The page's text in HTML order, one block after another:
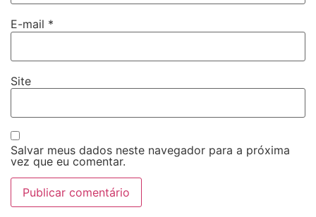
E-mail *
Site
Salvar meus dados neste navegador para a próxima
vez que eu comentar.